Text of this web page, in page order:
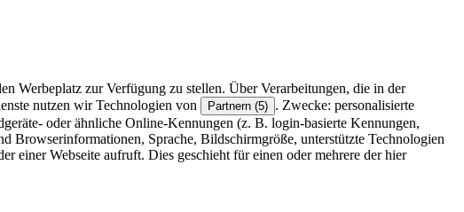
Werbeplatz zur Verfügung zu stellen. Über Verarbeitungen, die in der
nutzen wir Technologien von Partnern (5) . Zwecke: personalisierte
oder ähnliche Online-Kennungen (z. B. login-basierte Kennungen,
Browserinformationen, Sprache, Bildschirmgröße, unterstützte Technologien
einer Webseite aufruft. Dies geschieht für einen oder mehrere der hier